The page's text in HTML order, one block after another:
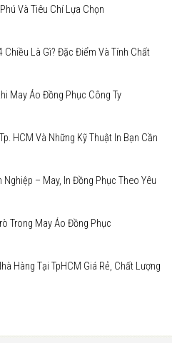
Và Tiêu Chí Lựa Chọn
Chiều Là Gì? Đặc Điểm Và Tính Chất
May Áo Đồng Phục Công Ty
HCM Và Những Kỹ Thuật In Bạn Cần
– May, In Đồng Phục Theo Yêu
Trong May Áo Đồng Phục
Hàng Tại TpHCM Giá Rẻ, Chất Lượng